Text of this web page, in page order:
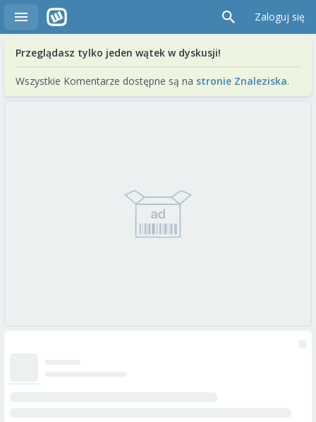
Zaloguj się
Przeglądasz tylko jeden wątek w dyskusji!
Wszystkie Komentarze dostępne są na stronie Znaleziska.